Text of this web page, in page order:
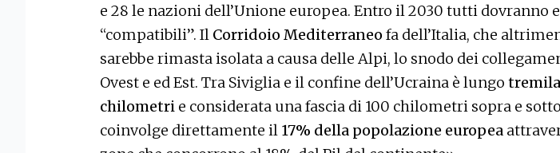
e 28 le nazioni dell’Unione europea. Entro il 2030 tutti dovranno
“compatibili”. Il Corridoio Mediterraneo fa dell’Italia, che
sarebbe rimasta isolata a causa delle Alpi, lo snodo dei
Ovest e ed Est. Tra Siviglia e il confine dell’Ucraina è lungo tremila
chilometri e considerata una fascia di 100 chilometri sopra e sotto
coinvolge direttamente il 17% della popolazione europea